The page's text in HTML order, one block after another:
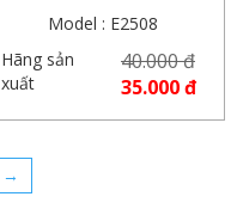
Model : E2508
Hãng sản
xuất
40.000 đ
35.000 đ
→